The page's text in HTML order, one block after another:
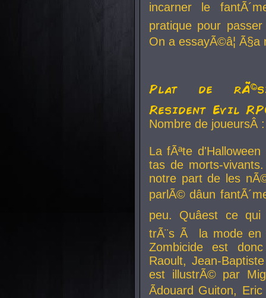
incarner le
pratique pour
On a essayÃ©â¦
Plat de
Resident Evil
Nombre de
La fÃªte
tas de morts-
notre part de les
parlÃ© dâun
peu. Quâest ce
trÃ¨s Ã la mode en
Zombicide est
Raoult, Jean-
est illustrÃ© par
Ãdouard Guiton,